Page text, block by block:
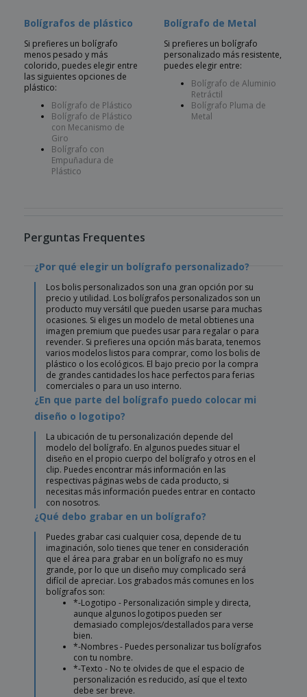
Bolígrafos de plástico
Si prefieres un bolígrafo
menos pesado y más
colorido, puedes elegir entre
las siguientes opciones de
plástico:
Bolígrafo de Plástico
Bolígrafo de Plástico
con Mecanismo de
Giro
Bolígrafo con
Empuñadura de
Plástico
Bolígrafo de Metal
Si prefieres un bolígrafo
personalizado más resistente,
puedes elegir entre:
Bolígrafo de Aluminio
Retráctil
Bolígrafo Pluma de
Metal
Perguntas Frequentes
¿Por qué elegir un bolígrafo personalizado?
Los bolis personalizados son una gran opción por su
precio y utilidad. Los bolígrafos personalizados son un
producto muy versátil que pueden usarse para muchas
ocasiones. Si eliges un modelo de metal obtienes una
imagen premium que puedes usar para regalar o para
revender. Si prefieres una opción más barata, tenemos
varios modelos listos para comprar, como los bolis de
plástico o los ecológicos. El bajo precio por la compra
de grandes cantidades los hace perfectos para ferias
comerciales o para un uso interno.
¿En que parte del bolígrafo puedo colocar mi
diseño o logotipo?
La ubicación de tu personalización depende del
modelo del bolígrafo. En algunos puedes situar el
diseño en el propio cuerpo del bolígrafo y otros en el
clip. Puedes encontrar más información en las
respectivas páginas webs de cada producto, si
necesitas más información puedes entrar en contacto
con nosotros.
¿Qué debo grabar en un bolígrafo?
Puedes grabar casi cualquier cosa, depende de tu
imaginación, solo tienes que tener en consideración
que el área para grabar en un bolígrafo no es muy
grande, por lo que un diseño muy complicado será
difícil de apreciar. Los grabados más comunes en los
bolígrafos son:
*-Logotipo - Personalización simple y directa,
aunque algunos logotipos pueden ser
demasiado complejos/destallados para verse
bien.
*-Nombres - Puedes personalizar tus bolígrafos
con tu nombre.
*-Texto - No te olvides de que el espacio de
personalización es reducido, así que el texto
debe ser breve.